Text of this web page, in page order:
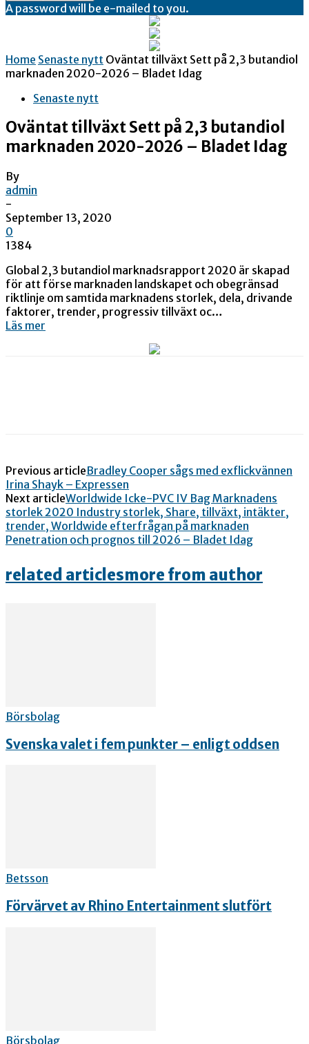
A password will be e-mailed to you.
Home Senaste nytt Oväntat tillväxt Sett på 2,3 butandiol
marknaden 2020-2026 – Bladet Idag
Senaste nytt
Oväntat tillväxt Sett på 2,3 butandiol
marknaden 2020-2026 – Bladet Idag
By
admin
-
September 13, 2020
0
1384
Global 2,3 butandiol marknadsrapport 2020 är skapad
för att förse marknaden landskapet och obegränsad
riktlinje om samtida marknadens storlek, dela, drivande
faktorer, trender, progressiv tillväxt oc…
Läs mer
Previous articleBradley Cooper sågs med exflickvännen
Irina Shayk – Expressen
Next articleWorldwide Icke-PVC IV Bag Marknadens
storlek 2020 Industry storlek, Share, tillväxt, intäkter,
trender, Worldwide efterfrågan på marknaden
Penetration och prognos till 2026 – Bladet Idag
related articlesmore from author
Börsbolag
Svenska valet i fem punkter – enligt oddsen
Betsson
Förvärvet av Rhino Entertainment slutfört
Börsbolag